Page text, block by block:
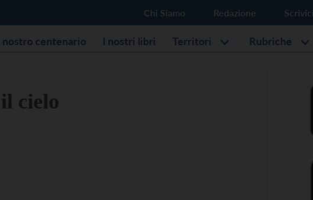
Chi Siamo Redazione Scrivici
nostro centenario I nostri libri Territori Rubriche
cielo